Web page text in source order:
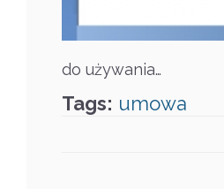
do używania…
Tags: umowa